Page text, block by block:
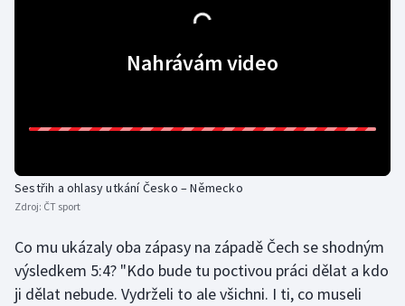
Lyže a snowboard
Olympijské hry
Plavání
Nahrávám video
Sestřih a ohlasy utkání Česko – Německo
Zdroj: ČT sport
Co mu ukázaly oba zápasy na západě Čech se shodným
výsledkem 5:4? "Kdo bude tu poctivou práci dělat a kdo
ji dělat nebude. Vydrželi to ale všichni. I ti, co museli